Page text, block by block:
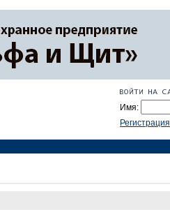
Имя:
Регистрация